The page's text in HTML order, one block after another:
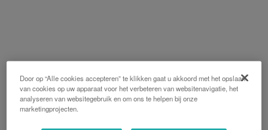
Door op “Alle cookies accepteren” te klikken gaat u akkoord met het opslaan
van cookies op uw apparaat voor het verbeteren van websitenavigatie, het
analyseren van websitegebruik en om ons te helpen bij onze
marketingprojecten.